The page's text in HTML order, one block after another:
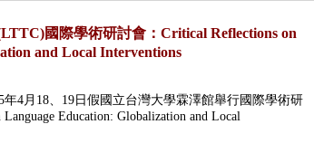
國際學術研討會：Critical Reflections on
and Local Interventions
年4月 18、 19 日假國立台灣大學霖澤館舉行國際學術研
Education: Globalization and Local